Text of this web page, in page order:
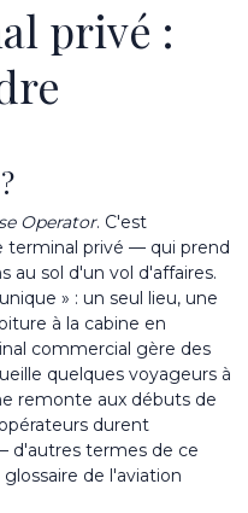
privé :
Operator. C'est
terminal privé — qui prend
au sol d'un vol d'affaires.
» : un seul lieu, une
à la cabine en
commercial gère des
quelques voyageurs à
remonte aux débuts de
durent
d'autres termes de ce
glossaire de l'aviation